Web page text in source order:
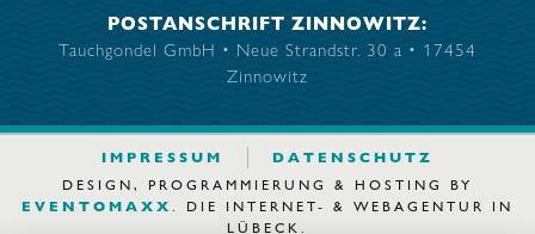
POSTANSCHRIFT ZINNOWITZ:
Tauchgondel GmbH • Neue Strandstr. 30 a • 17454
Zinnowitz
IMPRESSUM DATENSCHUTZ
DESIGN, PROGRAMMIERUNG & HOSTING BY
EVENTOMAXX . DIE INTERNET- & WEBAGENTUR IN
LÜBECK.